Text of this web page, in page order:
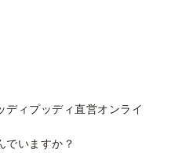
ディプッディ直営オンライ
でいますか？